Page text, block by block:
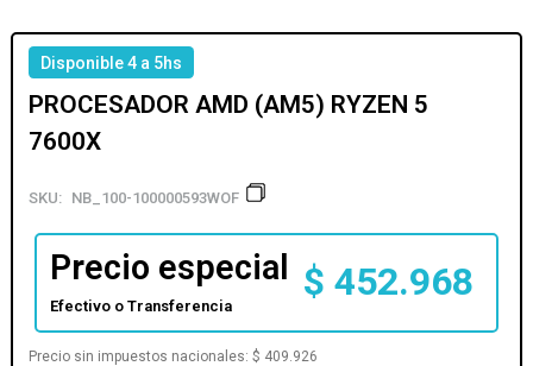
Disponible 4 a 5hs
PROCESADOR AMD (AM5) RYZEN 5
7600X
SKU: NB_100-100000593WOF
Precio especial
Efectivo o Transferencia
$ 452.968
Precio sin impuestos nacionales:$ 409.926